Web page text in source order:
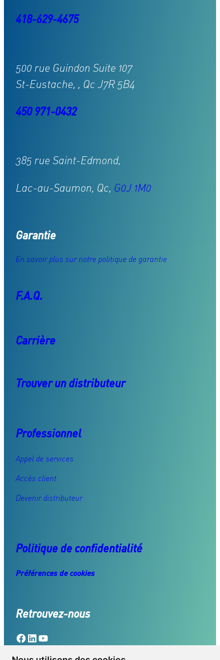
418-629-4675
500 rue Guindon Suite 107
St-Eustache, , Qc J7R 5B4
450 971-0432
385 rue Saint-Edmond,
Lac-au-Saumon, Qc, G0J 1M0
Garantie
En savoir plus sur notre politique de garantie
F.A.Q.
Carrière
Trouver un distributeur
Professionnel
Appel de services
Accès client
Devenir distributeur
Politique de confidentialité
Préférences de cookies
Retrouvez-nous
Facebook LinkedIn YouTube